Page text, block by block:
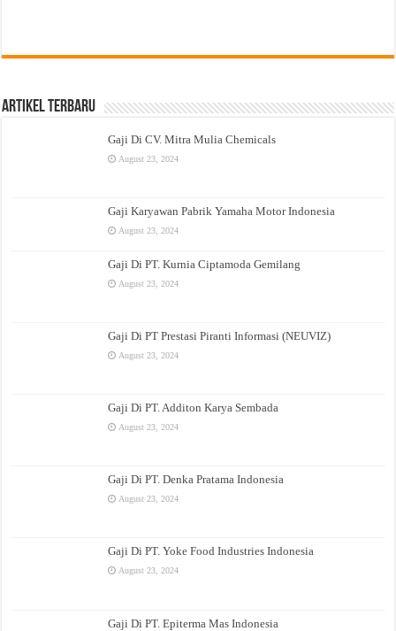
Artikel Terbaru
Gaji Di CV. Mitra Mulia Chemicals
August 23, 2024
Gaji Karyawan Pabrik Yamaha Motor Indonesia
August 23, 2024
Gaji Di PT. Kurnia Ciptamoda Gemilang
August 23, 2024
Gaji Di PT Prestasi Piranti Informasi (NEUVIZ)
August 23, 2024
Gaji Di PT. Additon Karya Sembada
August 23, 2024
Gaji Di PT. Denka Pratama Indonesia
August 23, 2024
Gaji Di PT. Yoke Food Industries Indonesia
August 23, 2024
Gaji Di PT. Epiterma Mas Indonesia